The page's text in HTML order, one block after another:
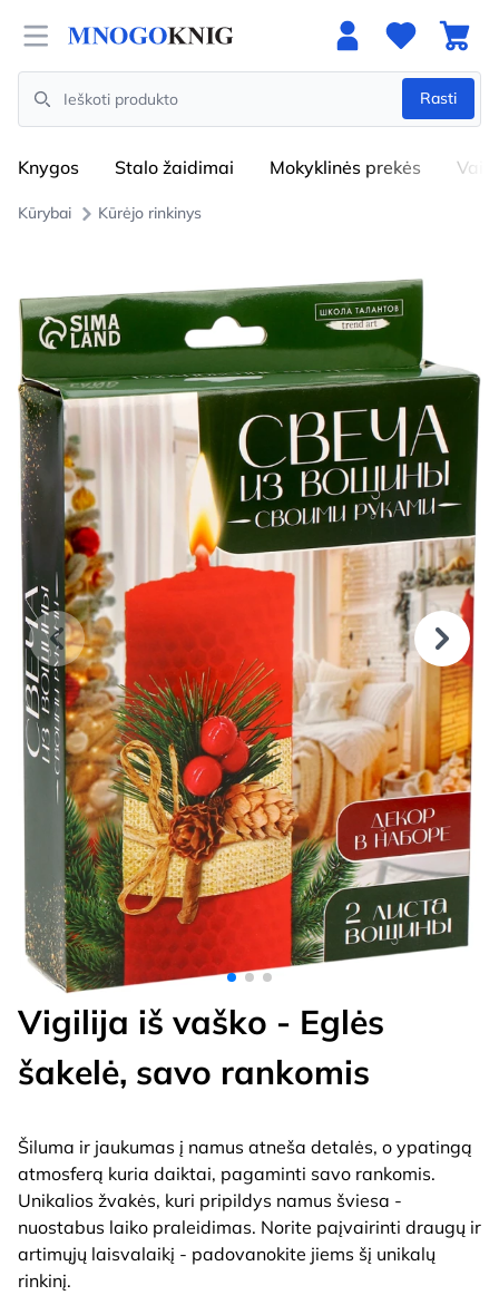
Open menu
Search
Rasti
Knygos Stalo žaidimai Mokyklinės prekės
Kūrybai Kūrėjo rinkinys
Vigilija iš vaško - Eglės
šakelė, savo rankomis
Šiluma ir jaukumas į namus atneša detalės, o ypatingą
atmosferą kuria daiktai, pagaminti savo rankomis.
Unikalios žvakės, kuri pripildys namus šviesa -
nuostabus laiko praleidimas. Norite paįvairinti draugų ir
artimųjų laisvalaikį - padovanokite jiems šį unikalų
rinkinį.